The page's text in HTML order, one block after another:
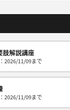
肢解説講座
2026/11/09まで
2026/11/09まで